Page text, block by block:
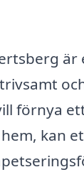
är
förnya
kan